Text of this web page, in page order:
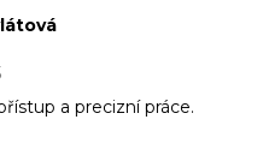
a precizní práce.